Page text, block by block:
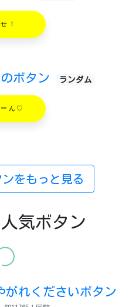
！
ボタン ランダム
ーん♡
をもっと見る
気ボタン
がれくださいボタン